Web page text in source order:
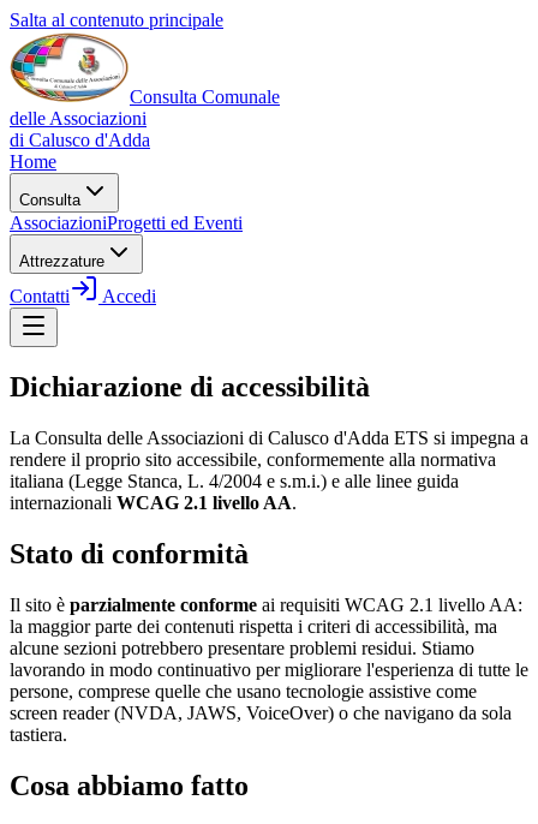
Salta al contenuto principale
Consulta Comunale
delle Associazioni
di Calusco d'Adda
Home
Consulta
AssociazioniProgetti ed Eventi
Attrezzature
Contatti Accedi
Dichiarazione di accessibilità
La Consulta delle Associazioni di Calusco d'Adda ETS si impegna a
rendere il proprio sito accessibile, conformemente alla normativa
italiana (Legge Stanca, L. 4/2004 e s.m.i.) e alle linee guida
internazionali WCAG 2.1 livello AA.
Stato di conformità
Il sito è parzialmente conforme ai requisiti WCAG 2.1 livello AA:
la maggior parte dei contenuti rispetta i criteri di accessibilità, ma
alcune sezioni potrebbero presentare problemi residui. Stiamo
lavorando in modo continuativo per migliorare l'esperienza di tutte le
persone, comprese quelle che usano tecnologie assistive come
screen reader (NVDA, JAWS, VoiceOver) o che navigano da sola
tastiera.
Cosa abbiamo fatto